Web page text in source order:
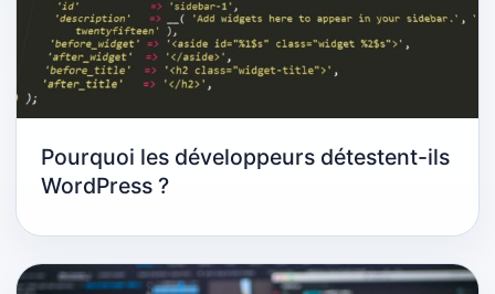
Pourquoi les développeurs détestent-ils
WordPress ?